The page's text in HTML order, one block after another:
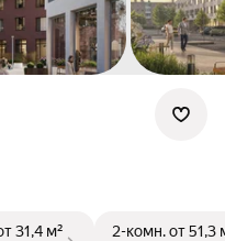
31,4 м²
2-комн.от 51,3